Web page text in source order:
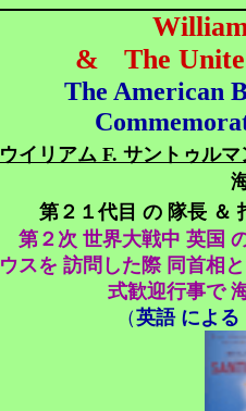
&
The
The American
ウイリアム F. サントゥルマ
第２１代目 の 隊長 ＆
第２次 世界大戦中 英国
ウスを 訪問した際 同首相
式歓迎行事で
（英語 による